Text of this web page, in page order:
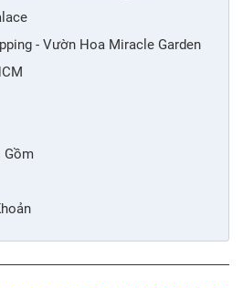
- Vườn Hoa Miracle Garden
Gồm